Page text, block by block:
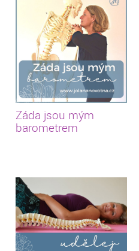
Záda jsou mým
barometrem